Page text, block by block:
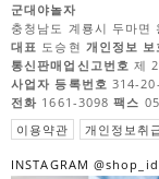
군대야놀자
충청남도 계룡시 두마면
대표 도승현 개인정보 보
통신판매업신고번호 제
사업자 등록번호 314-
전화 1661-3098팩스
이용약관
개인정보취
INSTAGRAM @shop_id